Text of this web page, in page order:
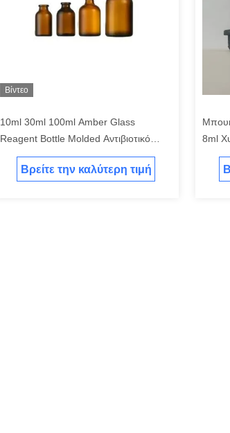
Βίντεο
10ml 30ml 100ml Amber Glass
Reagent Bottle Molded Αντιβιοτικό
γυάλινο μπουκάλι
Βρείτε την καλύτερη τιμή
8ml
πώμα